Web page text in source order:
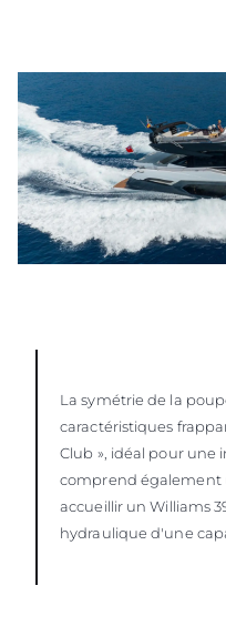
La symétrie de la
caractéristiques
Club », idéal pour une
comprend également
accueillir un Williams
hydraulique d'une